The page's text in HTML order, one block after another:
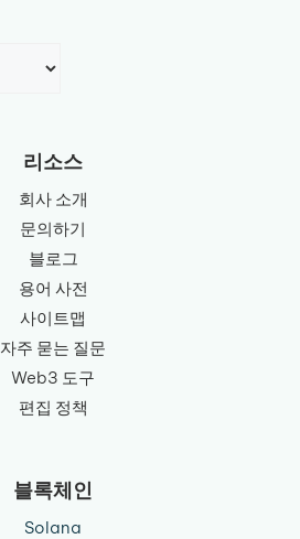
리소스
회사 소개
문의하기
블로그
용어 사전
사이트맵
자주 묻는 질문
Web3 도구
편집 정책
블록체인
Solana